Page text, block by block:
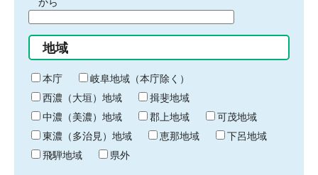
間
始
り
間
終
わ
り
地域
本庁
岐阜地域（本庁除く）
西濃（大垣）地域
揖斐地域
中濃（美濃）地域
郡上地域
可茂地域
東濃（多治見）地域
恵那地域
下呂地域
飛騨地域
県外